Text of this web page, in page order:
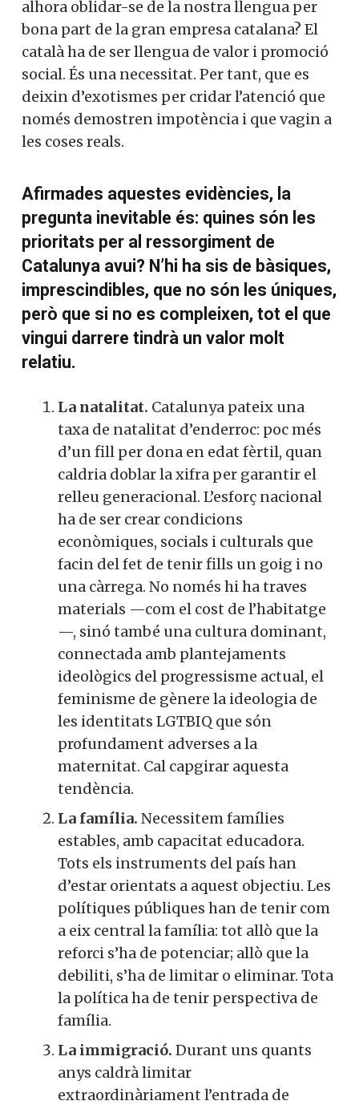
alhora oblidar-se de la nostra llengua per
bona part de la gran empresa catalana? El
català ha de ser llengua de valor i promoció
social. És una necessitat. Per tant, que es
deixin d’exotismes per cridar l’atenció que
només demostren impotència i que vagin a
les coses reals.
Afirmades aquestes evidències, la
pregunta inevitable és: quines són les
prioritats per al ressorgiment de
Catalunya avui? N’hi ha sis de bàsiques,
imprescindibles, que no són les úniques,
però que si no es compleixen, tot el que
vingui darrere tindrà un valor molt
relatiu.
La natalitat. Catalunya pateix una
taxa de natalitat d’enderroc: poc més
d’un fill per dona en edat fèrtil, quan
caldria doblar la xifra per garantir el
relleu generacional. L’esforç nacional
ha de ser crear condicions
econòmiques, socials i culturals que
facin del fet de tenir fills un goig i no
una càrrega. No només hi ha traves
materials —com el cost de l’habitatge
—, sinó també una cultura dominant,
connectada amb plantejaments
ideològics del progressisme actual, el
feminisme de gènere la ideologia de
les identitats LGTBIQ que són
profundament adverses a la
maternitat. Cal capgirar aquesta
tendència.
La família. Necessitem famílies
estables, amb capacitat educadora.
Tots els instruments del país han
d’estar orientats a aquest objectiu. Les
polítiques públiques han de tenir com
a eix central la família: tot allò que la
reforci s’ha de potenciar; allò que la
debiliti, s’ha de limitar o eliminar. Tota
la política ha de tenir perspectiva de
família.
La immigració. Durant uns quants
anys caldrà limitar
extraordinàriament l’entrada de